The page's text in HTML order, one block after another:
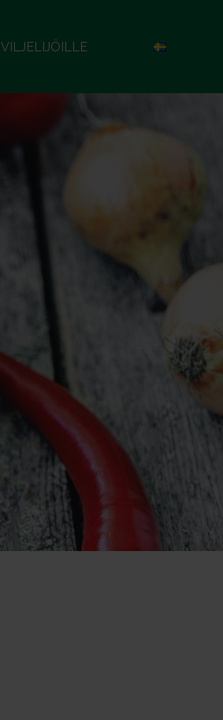
VILJELIJÖILLE